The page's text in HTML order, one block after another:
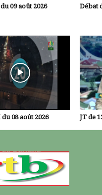
09 août 2026 Débat
du 08 août 2026 JT de